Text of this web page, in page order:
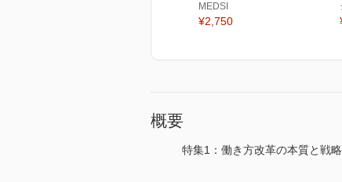
MEDSI
¥2,750
概要
特集1：働き方改革の本質と戦